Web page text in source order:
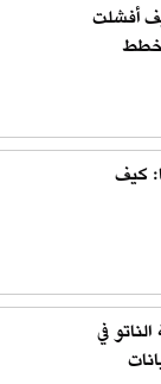
أفشلت
كيف
في